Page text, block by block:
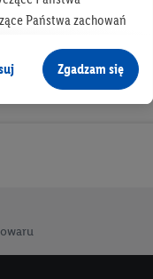
Państwa zachowań
o dane z innych
również przez różne
urządzeniach
docelowych,
konkretnych treści.
Zgadzam się